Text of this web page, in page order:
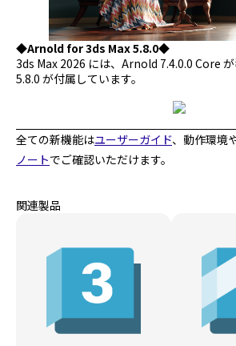
◆Arnold for 3ds Max 5.8.0◆
3ds Max 2026 には、Arnold 7.4.0.0 Core
5.8.0 が付属しています。
全ての新機能はユーザーガイド、動作環境
ノートでご確認いただけます。
関連製品